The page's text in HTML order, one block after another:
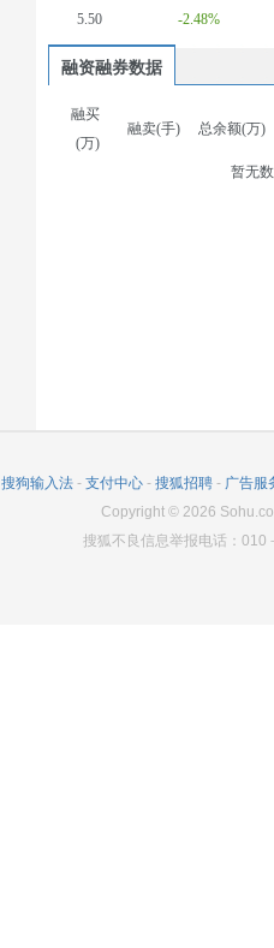
5.50
-2.48%
融资融券数据
融买
(万)
融卖(手) 总余额(万)
暂无
搜狗输入法 - 支付中心 - 搜狐招聘 - 广告服
Copyright© 2026
搜狐不良信息举报电话：010